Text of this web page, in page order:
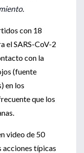
con 18
el SARS-CoV-2
con la
(fuente
en los
que los
video de 50
típicas